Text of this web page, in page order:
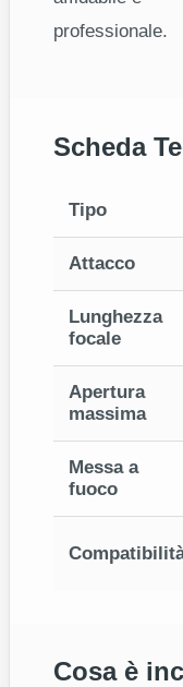
professionale.
Scheda
Tipo
Attacco
Lunghezza
focale
Apertura
massima
Messa a
fuoco
Cosa è